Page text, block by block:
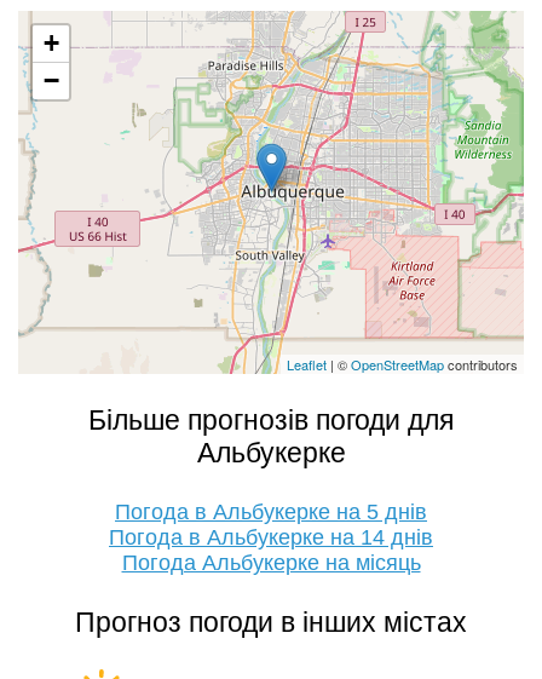
+
−
Leaflet | ©OpenStreetMapcontributors
Більше прогнозів погоди для
Альбукерке
Погода в Альбукерке на 5 днів
Погода в Альбукерке на 14 днів
Погода Альбукерке на місяць
Прогноз погоди в інших містах